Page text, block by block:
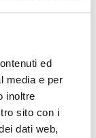
ed
media e per
inoltre
sito con i
dati web,